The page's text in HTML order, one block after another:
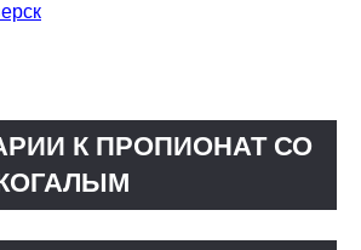
К ПРОПИОНАТ СО